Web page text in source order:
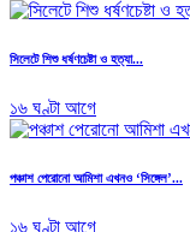
সিলেটে শিশু ধর্ষণচেষ্টা ও হত্যা...
১৬ ঘণ্টা আগে
পঞ্চাশ পেরোনো আমিশা এখনও ‘সিঙ্গেল’...
১৬ ঘণ্টা আগে